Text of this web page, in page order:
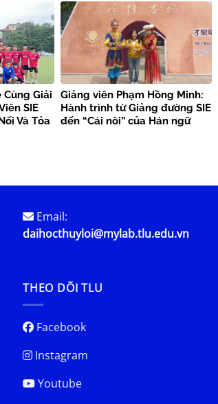
Cùng Giải
SIE
Và Tỏa
Giảng viên Phạm Hồng Minh:
Hành trình từ Giảng đường SIE
đến “Cái nôi” của Hán ngữ
Email:
daihocthuyloi@mylab.tlu.edu.vn
THEO DÕI TLU
Facebook
Instagram
Youtube